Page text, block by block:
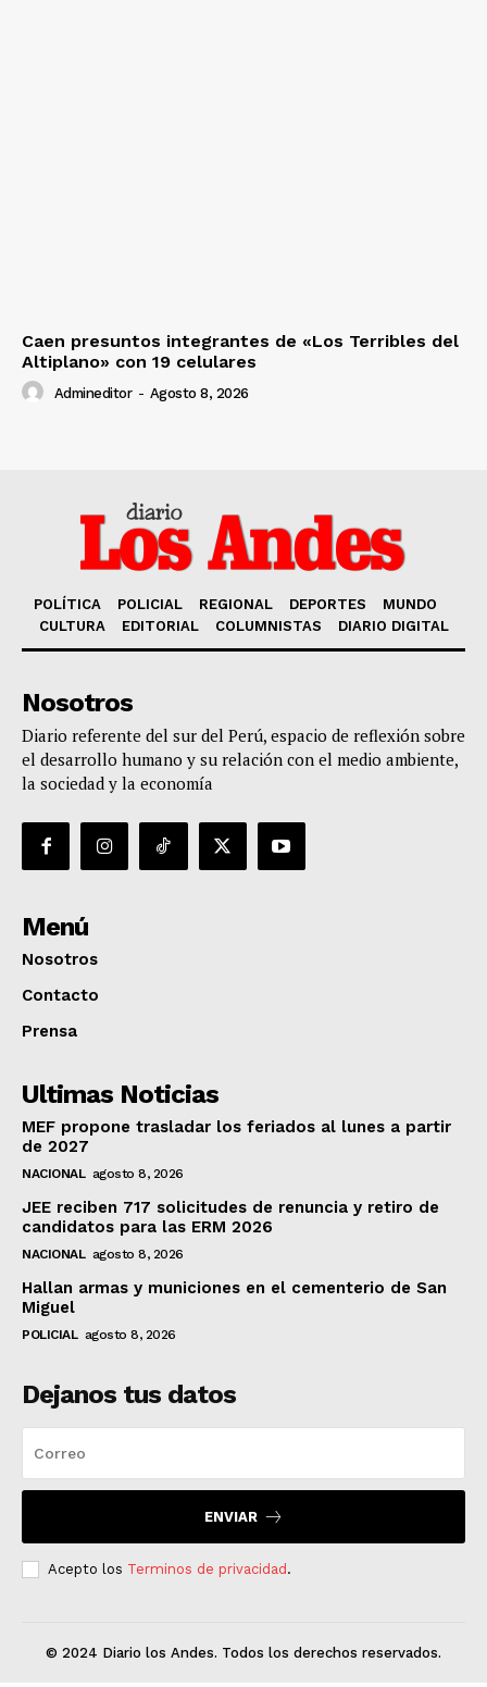
Caen presuntos integrantes de «Los Terribles del
Altiplano» con 19 celulares
Admineditor - Agosto 8, 2026
POLÍTICA POLICIAL REGIONAL DEPORTES
MUNDO
CULTURA
EDITORIAL COLUMNISTAS DIARIO DIGITAL
Nosotros
Diario referente del sur del Perú, espacio de reflexión sobre
el desarrollo humano y su relación con el medio ambiente,
la sociedad y la economía
Menú
Nosotros
Contacto
Prensa
Ultimas Noticias
MEF propone trasladar los feriados al lunes a partir
de 2027
NACIONAL agosto 8, 2026
JEE reciben 717 solicitudes de renuncia y retiro de
candidatos para las ERM 2026
NACIONAL agosto 8, 2026
Hallan armas y municiones en el cementerio de San
Miguel
POLICIAL agosto 8, 2026
Dejanos tus datos
ENVIAR
Acepto los Terminos de privacidad .
© 2024 Diario los Andes. Todos los derechos reservados.